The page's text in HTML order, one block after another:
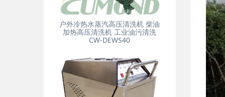
户外冷热水蒸汽高压清洗机 柴油
加热高压清洗机 工业油污清洗
CW-DEWS40